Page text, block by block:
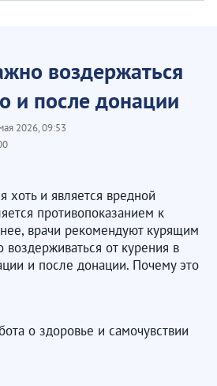
воздержаться
и после донации
2026, 09:53
хоть и является вредной
противопоказанием к
врачи рекомендуют курящим
от курения в
и после донации. Почему это
о здоровье и самочувствии